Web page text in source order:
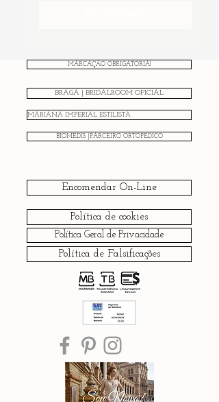
MARCAÇÃO OBRIGATÓRIA!
BRAGA | BRIDALROOM OFICIAL
MARIANA IMPERIAL ESTILISTA
BIOMEDIS |PARCEIRO ORTOPÉDICO
Encomendar On-Line
Política de cookies
Política Geral de Privacidade
Política de Falsificações